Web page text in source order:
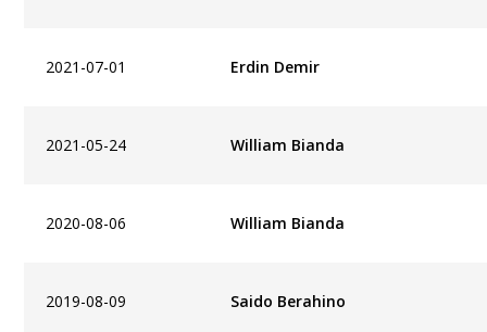
2021-07-01 Erdin Demir
2021-05-24 William Bianda
2020-08-06 William Bianda
2019-08-09 Saido Berahino